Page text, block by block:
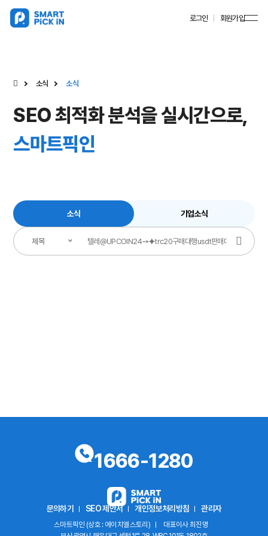
로그인 회원가입
소식 소식
SEO 최적화 분석을 실시간으로,
스마트픽인
소식 기업소식
제목
문의하기 SEO 제안서 개인정보처리방침 관리자
스마트픽인 (상호 : 에이치엘스토리)
대표이사 최진명
1666-1280